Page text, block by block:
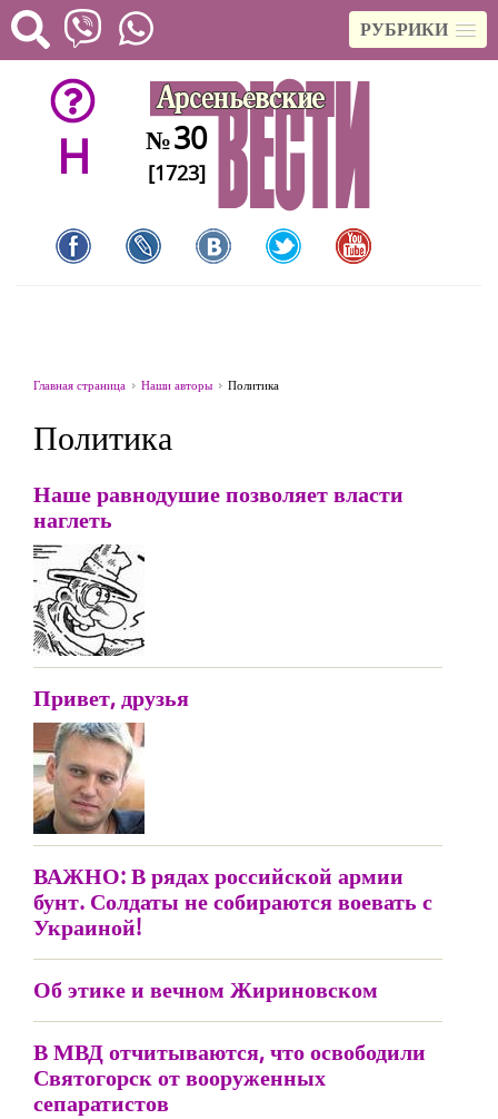
РУБРИКИ
H №30
[1723]
Главная страница Наши авторы Политика
Политика
Наше равнодушие позволяет власти
наглеть
Привет, друзья
ВАЖНО: В рядах российской армии
бунт. Солдаты не собираются воевать с
Украиной!
Об этике и вечном Жириновском
В МВД отчитываются, что освободили
Святогорск от вооруженных
сепаратистов